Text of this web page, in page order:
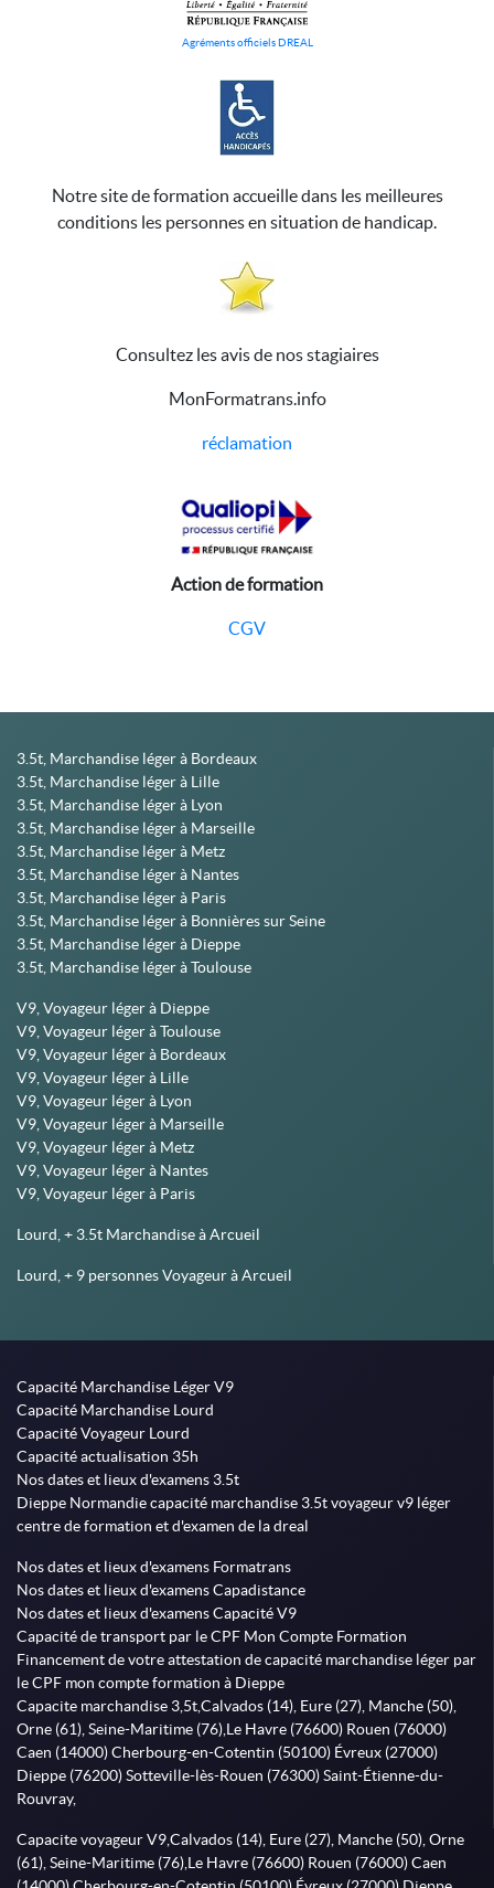
Agréments officiels DREAL
Notre site de formation accueille dans les meilleures
conditions les personnes en situation de handicap.
Consultez les avis de nos stagiaires
MonFormatrans.info
réclamation
Action de formation
CGV
3.5t, Marchandise léger à Bordeaux
3.5t, Marchandise léger à Lille
3.5t, Marchandise léger à Lyon
3.5t, Marchandise léger à Marseille
3.5t, Marchandise léger à Metz
3.5t, Marchandise léger à Nantes
3.5t, Marchandise léger à Paris
3.5t, Marchandise léger à Bonnières sur Seine
3.5t, Marchandise léger à Dieppe
3.5t, Marchandise léger à Toulouse
V9, Voyageur léger à Dieppe
V9, Voyageur léger à Toulouse
V9, Voyageur léger à Bordeaux
V9, Voyageur léger à Lille
V9, Voyageur léger à Lyon
V9, Voyageur léger à Marseille
V9, Voyageur léger à Metz
V9, Voyageur léger à Nantes
V9, Voyageur léger à Paris
Lourd, + 3.5t Marchandise à Arcueil
Lourd, + 9 personnes Voyageur à Arcueil
Capacité Marchandise Léger V9
Capacité Marchandise Lourd
Capacité Voyageur Lourd
Capacité actualisation 35h
Nos dates et lieux d'examens 3.5t
Dieppe Normandie capacité marchandise 3.5t voyageur v9 léger
centre de formation et d'examen de la dreal
Nos dates et lieux d'examens Formatrans
Nos dates et lieux d'examens Capadistance
Nos dates et lieux d'examens Capacité V9
Capacité de transport par le CPF Mon Compte Formation
Financement de votre attestation de capacité marchandise léger par
le CPF mon compte formation à Dieppe
Capacite marchandise 3,5t,Calvados (14), Eure (27), Manche (50),
Orne (61), Seine-Maritime (76),Le Havre (76600) Rouen (76000)
Caen (14000) Cherbourg-en-Cotentin (50100) Évreux (27000)
Dieppe (76200) Sotteville-lès-Rouen (76300) Saint-Étienne-du-
Rouvray,
Capacite voyageur V9,Calvados (14), Eure (27), Manche (50), Orne
(61), Seine-Maritime (76),Le Havre (76600) Rouen (76000) Caen